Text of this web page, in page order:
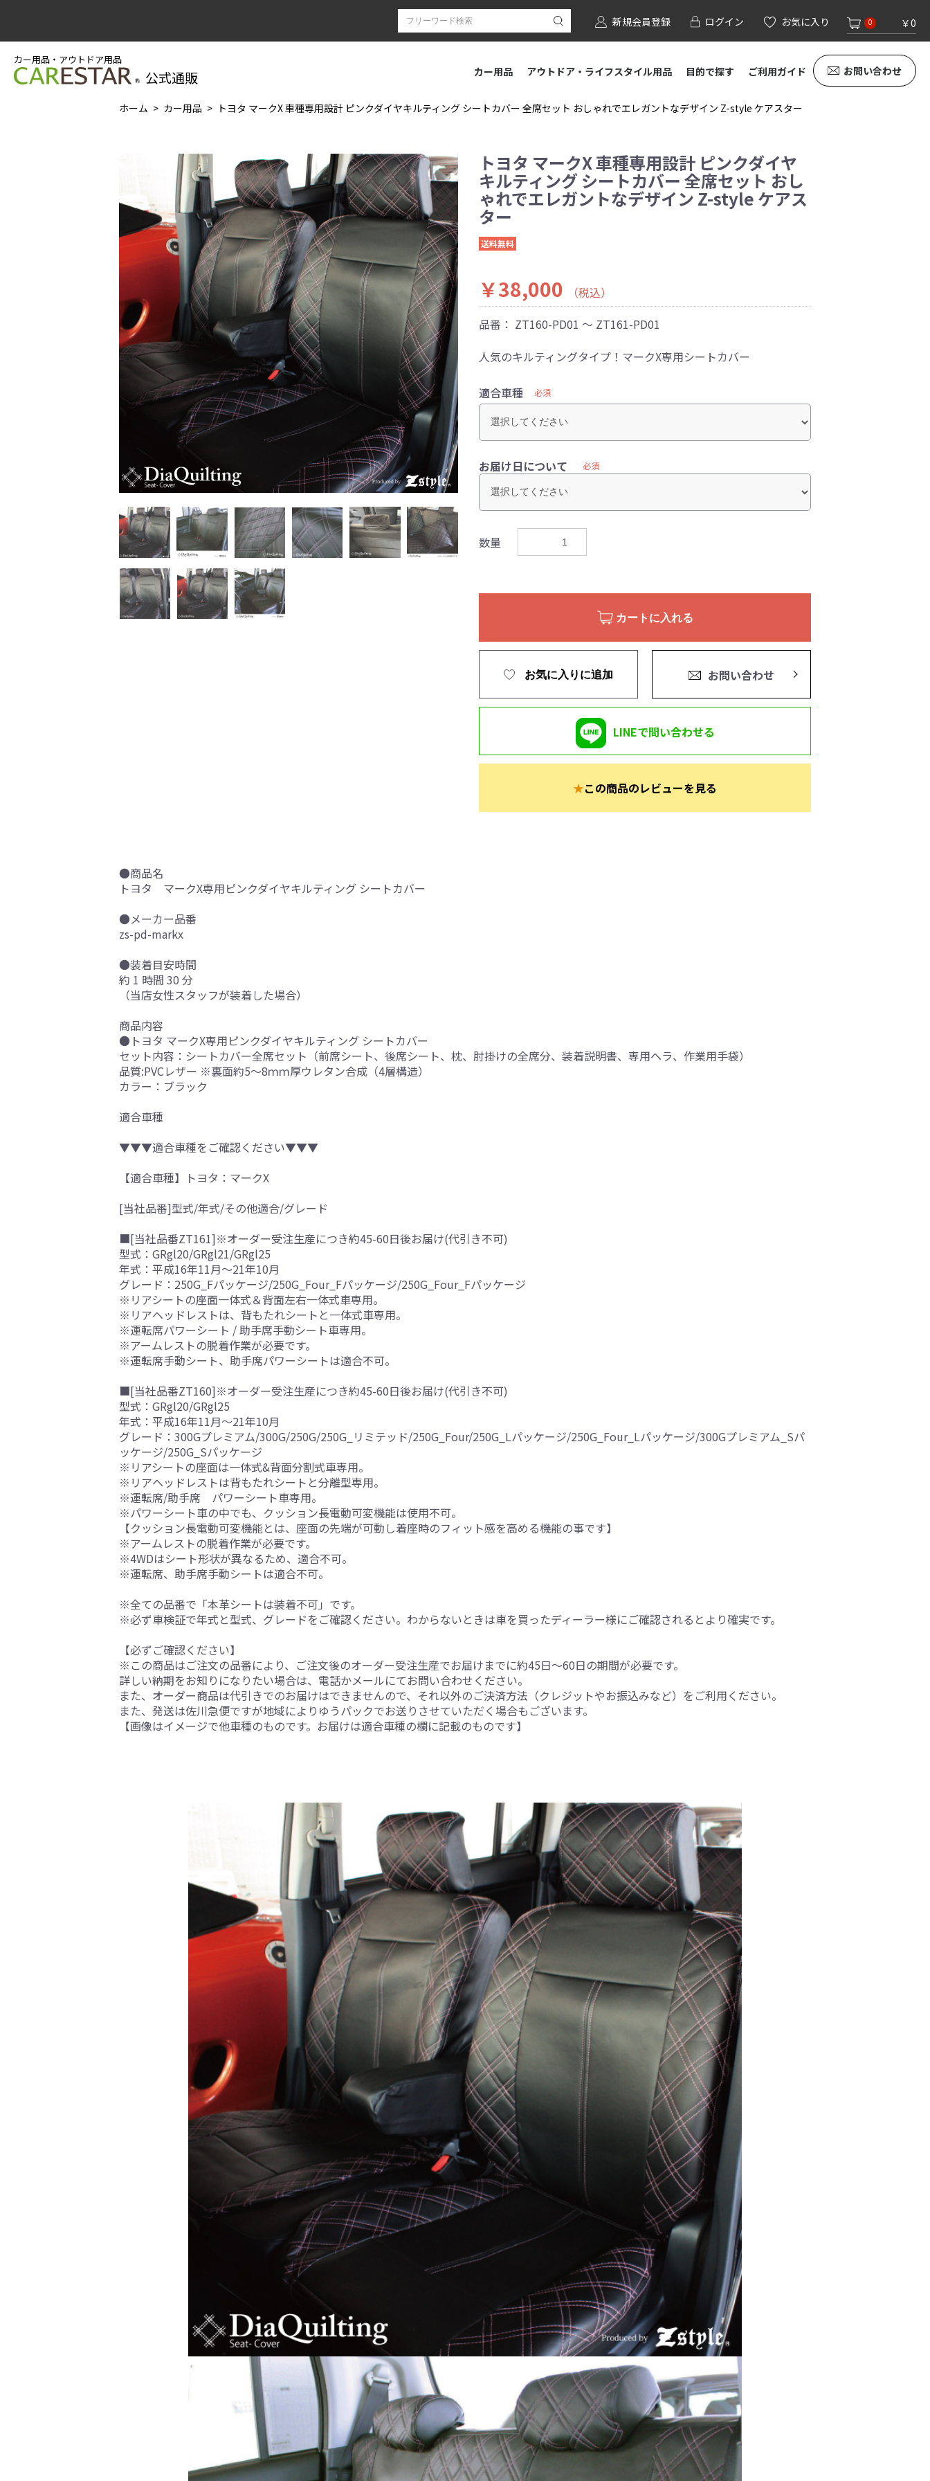
新規会員登録 ログイン お気に入り 0 ￥0
カー用品・アウトドア用品
公式通販 カー用品 アウトドア・ライフスタイル用品 目的で探す ご利用ガイド お問い合わせ
ホーム カー用品 トヨタ マークX 車種専用設計 ピンクダイヤキルティング シートカバー 全席セット おしゃれでエレガントなデザイン Z-style ケアスター
トヨタ マークX 車種専用設計 ピンクダイヤ
キルティング シートカバー 全席セット おし
ゃれでエレガントなデザイン Z-style ケアス
ター
送料無料
￥38,000
（税込）
品番： ZT160-PD01 ～ ZT161-PD01
人気のキルティングタイプ！マークX専用シートカバー
適合車種 必須
お届け日について 必須
数量
カートに入れる
お気に入りに追加 お問い合わせ
LINEで問い合わせる
★この商品のレビューを見る
●商品名
トヨタ マークX専用ピンクダイヤキルティング シートカバー
●メーカー品番
zs-pd-markx
●装着目安時間
約 1 時間 30 分
（当店女性スタッフが装着した場合）
商品内容
●トヨタ マークX専用ピンクダイヤキルティング シートカバー
セット内容：シートカバー全席セット（前席シート、後席シート、枕、肘掛けの全席分、装着説明書、専用ヘラ、作業用手袋）
品質:PVCレザー ※裏面約5～8ｍｍ厚ウレタン合成（4層構造）
カラー：ブラック
適合車種
▼▼▼適合車種をご確認ください▼▼▼
【適合車種】トヨタ：マークX
[当社品番]型式/年式/その他適合/グレード
■[当社品番ZT161]※オーダー受注生産につき約45-60日後お届け(代引き不可)
型式：GRgl20/GRgl21/GRgl25
年式：平成16年11月～21年10月
グレード：250G_Fパッケージ/250G_Four_Fパッケージ/250G_Four_Fパッケージ
※リアシートの座面一体式＆背面左右一体式車専用。
※リアヘッドレストは、背もたれシートと一体式車専用。
※運転席パワーシート / 助手席手動シート車専用。
※アームレストの脱着作業が必要です。
※運転席手動シート、助手席パワーシートは適合不可。
■[当社品番ZT160]※オーダー受注生産につき約45-60日後お届け(代引き不可)
型式：GRgl20/GRgl25
年式：平成16年11月～21年10月
グレード：300Gプレミアム/300G/250G/250G_リミテッド/250G_Four/250G_Lパッケージ/250G_Four_Lパッケージ/300Gプレミアム_Sパ
ッケージ/250G_Sパッケージ
※リアシートの座面は一体式&背面分割式車専用。
※リアヘッドレストは背もたれシートと分離型専用。
※運転席/助手席 パワーシート車専用。
※パワーシート車の中でも、クッション長電動可変機能は使用不可。
【クッション長電動可変機能とは、座面の先端が可動し着座時のフィット感を高める機能の事です】
※アームレストの脱着作業が必要です。
※4WDはシート形状が異なるため、適合不可。
※運転席、助手席手動シートは適合不可。
※全ての品番で「本革シートは装着不可」です。
※必ず車検証で年式と型式、グレードをご確認ください。わからないときは車を買ったディーラー様にご確認されるとより確実です。
【必ずご確認ください】
※この商品はご注文の品番により、ご注文後のオーダー受注生産でお届けまでに約45日～60日の期間が必要です。
詳しい納期をお知りになりたい場合は、電話かメールにてお問い合わせください。
また、オーダー商品は代引きでのお届けはできませんので、それ以外のご決済方法（クレジットやお振込みなど）をご利用ください。
また、発送は佐川急便ですが地域によりゆうパックでお送りさせていただく場合もございます。
【画像はイメージで他車種のものです。お届けは適合車種の欄に記載のものです】